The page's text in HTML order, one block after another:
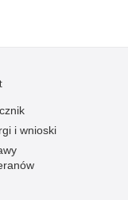
pracownicy
mienia
i wnioski